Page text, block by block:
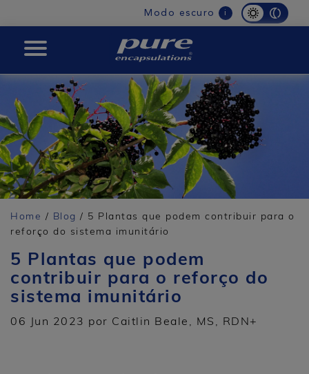
navigation
Modo escuro i
PURE
Home / Blog / 5 Plantas que podem contribuir para o
reforço do sistema imunitário
5 Plantas que podem
contribuir para o reforço do
sistema imunitário
06 Jun 2023 por Caitlin Beale, MS, RDN+